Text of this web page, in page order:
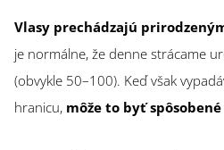
Vlasy prechádzajú
je normálne, že denne strácame
(obvykle 50–100). Keď však
hranicu, môže to byť